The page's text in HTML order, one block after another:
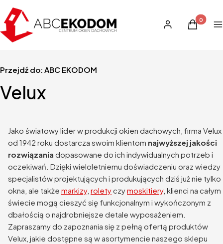
Zaloguj sięProdukty
Koszyk
Przejdź do: ABC EKODOM
Velux
Jako światowy lider w produkcji okien dachowych, firma Velux
od 1942 roku dostarcza swoim klientom najwyższej jakości
rozwiązania dopasowane do ich indywidualnych potrzeb i
oczekiwań. Dzięki wieloletniemu doświadczeniu oraz wiedzy
specjalistów projektujących i produkujących dziś już nie tylko
okna, ale także markizy, roletyczymoskitiery, klienci na całym
świecie mogą cieszyć się funkcjonalnym i wykończonym z
dbałością o najdrobniejsze detale wyposażeniem.
Zapraszamy do zapoznania się z pełną ofertą produktów
Velux, jakie dostępne są w asortymencie naszego sklepu